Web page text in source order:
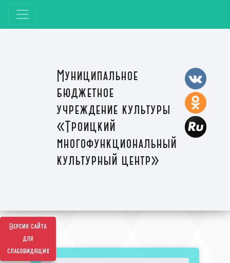
Версия сайта
для
слабовидящих
Муниципальное
бюджетное
учреждение культуры
«Троицкий
многофункциональный
культурный центр»